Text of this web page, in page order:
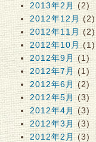
2013年2月 (2)
2012年12月(2)
2012年11月 (2)
2012年10月(1)
2012年9月(1)
2012年7月 (1)
2012年6月 (2)
2012年5月(3)
2012年4月(3)
2012年3月(3)
2012年2月(3)